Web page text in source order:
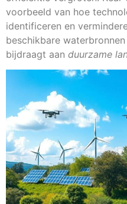
voorbeeld van hoe
identificeren en
beschikbare
bijdraagt aan duurzame